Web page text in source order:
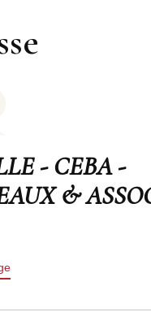
- CEBA -
&